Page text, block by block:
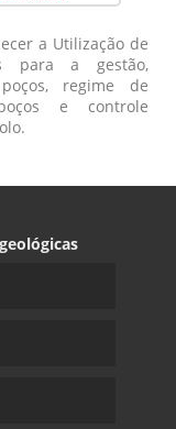
a Utilização de
para a gestão,
regime de
e controle